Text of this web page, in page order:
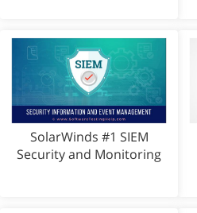
SolarWinds #1 SIEM
Security and Monitoring